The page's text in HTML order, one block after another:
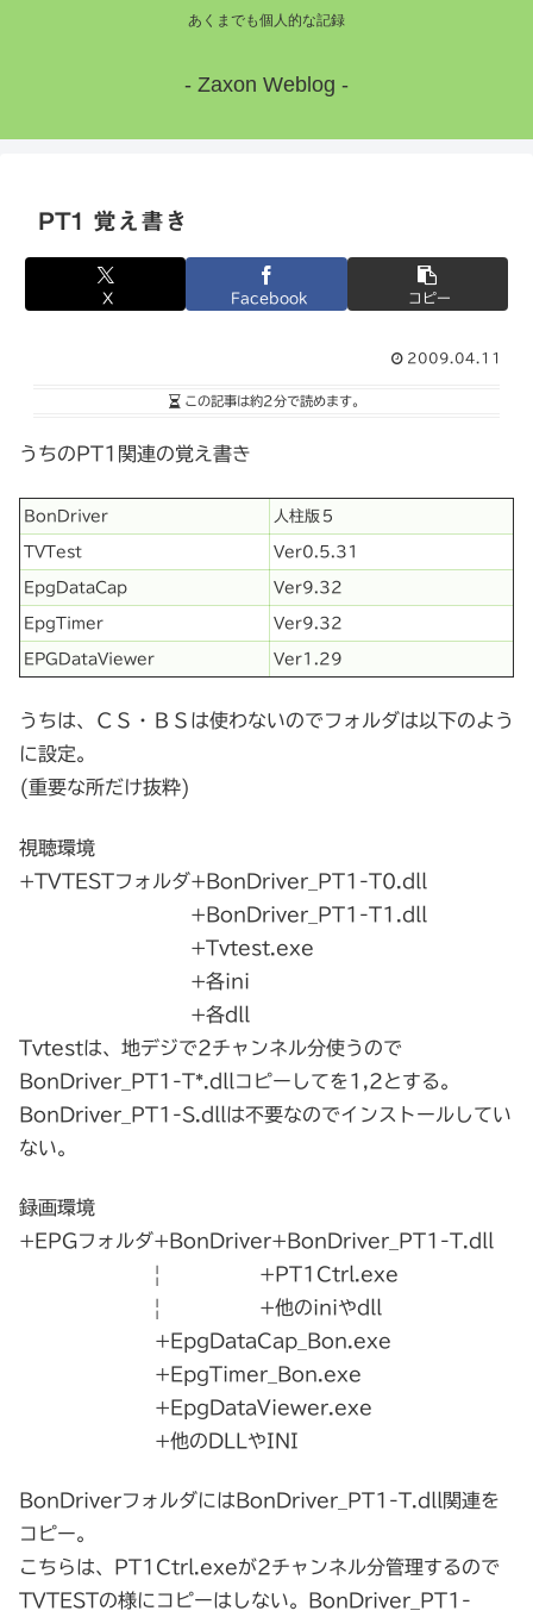
あくまでも個人的な記録
- Zaxon Weblog -
PT1 覚え書き
X Facebook コピー
2009.04.11
この記事は約2分で読めます。
うちのPT1関連の覚え書き
BonDriver 人柱版５
TVTest Ver0.5.31
EpgDataCap Ver9.32
EpgTimer Ver9.32
EPGDataViewer Ver1.29
うちは、ＣＳ・ＢＳは使わないのでフォルダは以下のよう
に設定。
(重要な所だけ抜粋)
視聴環境
+TVTESTフォルダ+BonDriver_PT1-T0.dll
+BonDriver_PT1-T1.dll
+Tvtest.exe
+各ini
+各dll
Tvtestは、地デジで2チャンネル分使うので
BonDriver_PT1-T*.dllコピーしてを1,2とする。
BonDriver_PT1-S.dllは不要なのでインストールしてい
ない。
録画環境
+EPGフォルダ+BonDriver+BonDriver_PT1-T.dll
| +PT1Ctrl.exe
| +他のiniやdll
+EpgDataCap_Bon.exe
+EpgTimer_Bon.exe
+EpgDataViewer.exe
+他のDLLやINI
BonDriverフォルダにはBonDriver_PT1-T.dll関連を
コピー。
こちらは、PT1Ctrl.exeが2チャンネル分管理するので
TVTESTの様にコピーはしない。BonDriver_PT1-